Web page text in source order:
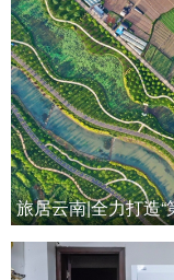
旅居云南|全力打造